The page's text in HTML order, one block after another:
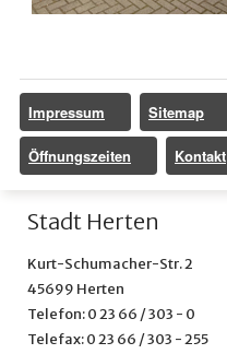
Impressum Sitemap
Öffnungszeiten Kontakt
Stadt Herten
Kurt-Schumacher-Str. 2
45699 Herten
Telefon: 0 23 66 / 303 - 0
Telefax: 0 23 66 / 303 - 255